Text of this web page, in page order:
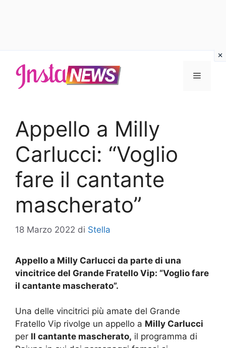
contenuto
Menu
Appello a Milly
Carlucci: “Voglio
fare il cantante
mascherato”
18 Marzo 2022 di Stella
Appello a Milly Carlucci da parte di una
vincitrice del Grande Fratello Vip: “Voglio fare
il cantante mascherato”.
Una delle vincitrici più amate del Grande
Fratello Vip rivolge un appello a Milly Carlucci
per Il cantante mascherato, il programma di